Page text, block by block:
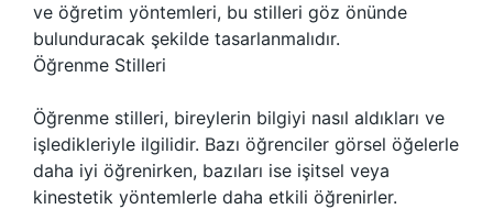
ve öğretim yöntemleri, bu stilleri göz önünde
bulunduracak şekilde tasarlanmalıdır.
Öğrenme Stilleri
Öğrenme stilleri, bireylerin bilgiyi nasıl aldıkları ve
işledikleriyle ilgilidir. Bazı öğrenciler görsel öğelerle
daha iyi öğrenirken, bazıları ise işitsel veya
kinestetik yöntemlerle daha etkili öğrenirler.